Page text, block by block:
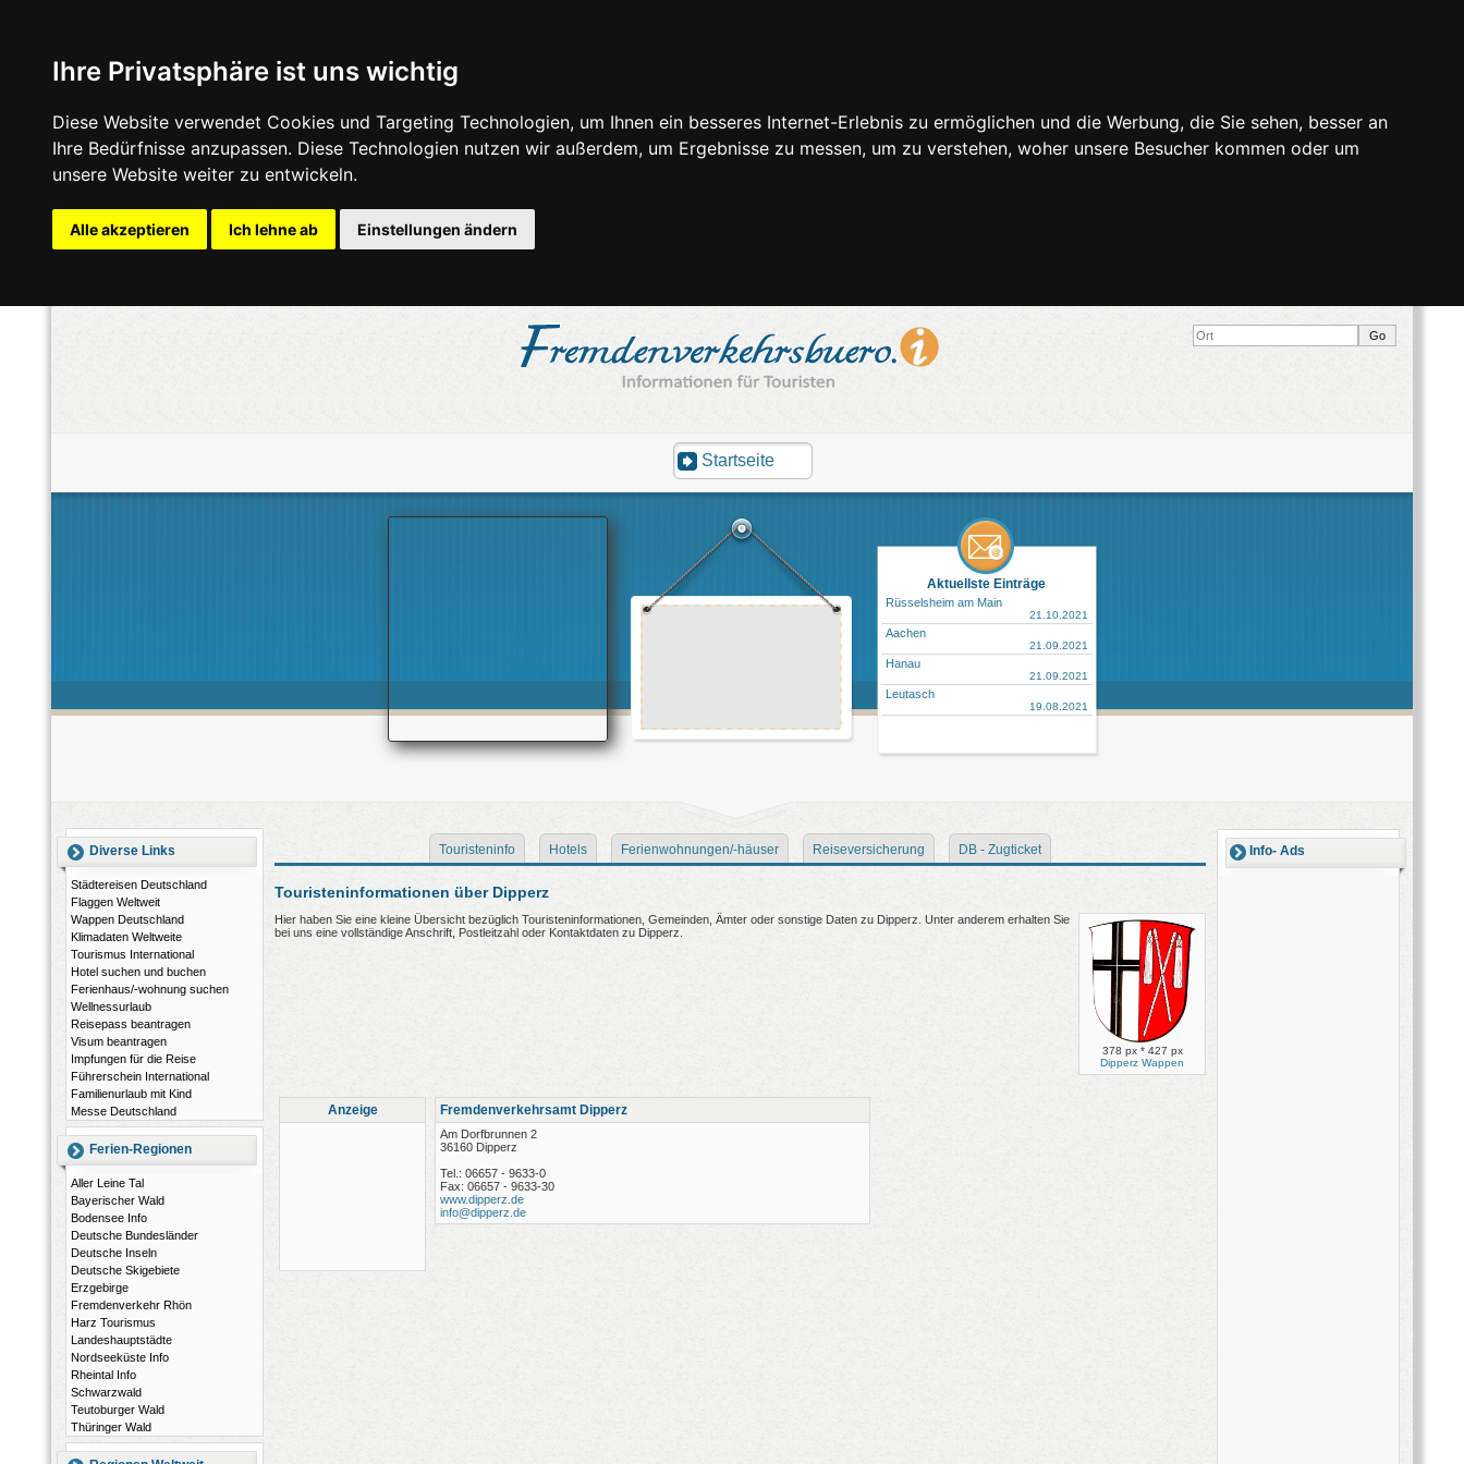
Ihre Privatsphäre ist uns wichtig
Diese Website verwendet Cookies und Targeting Technologien, um Ihnen ein besseres Internet-Erlebnis zu ermöglichen und die Werbung, die Sie sehen, besser an
Ihre Bedürfnisse anzupassen. Diese Technologien nutzen wir außerdem, um Ergebnisse zu messen, um zu verstehen, woher unsere Besucher kommen oder um
unsere Website weiter zu entwickeln.
Alle akzeptieren Ich lehne ab Einstellungen ändern
Startseite
Aktuellste Einträge
Rüsselsheim am Main
21.10.2021
Aachen
21.09.2021
Hanau
21.09.2021
Leutasch
19.08.2021
Diverse Links
Städtereisen Deutschland
Flaggen Weltweit
Wappen Deutschland
Klimadaten Weltweite
Tourismus International
Hotel suchen und buchen
Ferienhaus/-wohnung suchen
Wellnessurlaub
Reisepass beantragen
Visum beantragen
Impfungen für die Reise
Führerschein International
Familienurlaub mit Kind
Messe Deutschland
Ferien-Regionen
Aller Leine Tal
Bayerischer Wald
Bodensee Info
Deutsche Bundesländer
Deutsche Inseln
Deutsche Skigebiete
Erzgebirge
Fremdenverkehr Rhön
Harz Tourismus
Landeshauptstädte
Nordseeküste Info
Rheintal Info
Schwarzwald
Teutoburger Wald
Thüringer Wald
Info- Ads
Touristeninfo Hotels Ferienwohnungen/-häuser Reiseversicherung DB - Zugticket
Touristeninformationen über Dipperz
378 px * 427 px
Dipperz Wappen
Hier haben Sie eine kleine Übersicht bezüglich Touristeninformationen, Gemeinden, Ämter oder sonstige Daten zu Dipperz. Unter anderem erhalten Sie
bei uns eine vollständige Anschrift, Postleitzahl oder Kontaktdaten zu Dipperz.
Anzeige Fremdenverkehrsamt Dipperz
Am Dorfbrunnen 2
36160 Dipperz
Tel.: 06657 - 9633-0
Fax: 06657 - 9633-30
www.dipperz.de
info@dipperz.de